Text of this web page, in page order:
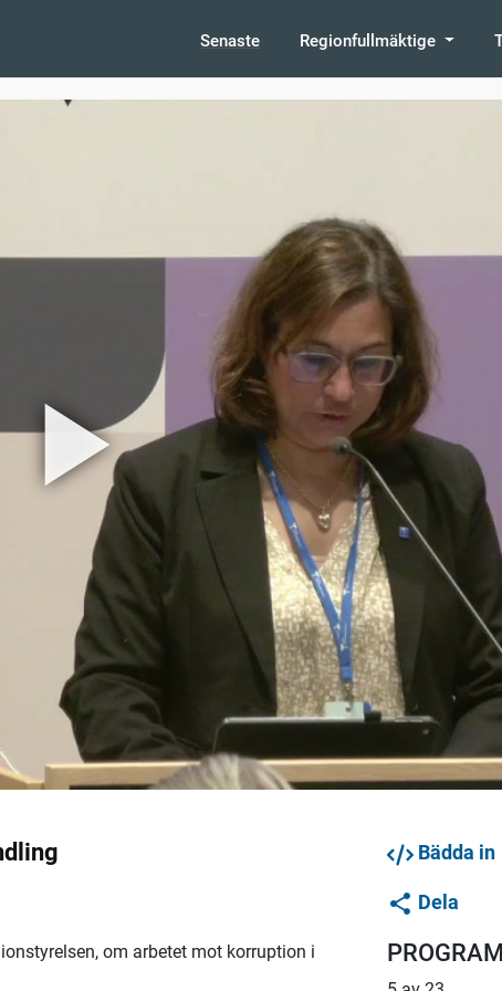
Senaste Regionfullmäktige
om arbetet mot korruption i
Bädda in
Dela
PROGRAM